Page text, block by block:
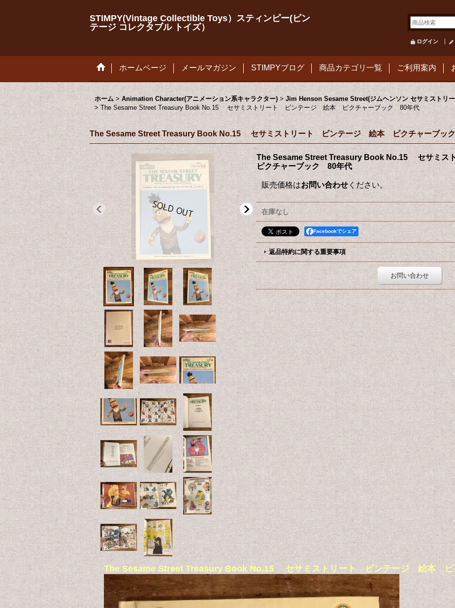
STIMPY(Vintage Collectible Toys）スティンピー(ビン
テージ コレクタブル トイズ）
ログイン
ホームページ メールマガジン STIMPYブログ 商品カテゴリ一覧 ご利用案内
ホーム > Animation Character(アニメーション系キャラクター) > Jim Henson Sesame Street(ジムヘンソン セサミストリ
> The Sesame Street Treasury Book No.15 セサミストリート ビンテージ 絵本 ピクチャーブック 80年代
The Sesame Street Treasury Book No.15 セサミストリート ビンテージ 絵本 ピクチャーブッ
The Sesame Street Treasury Book No.15 セサミ
ピクチャーブック 80年代
販売価格はお問い合わせ ください。
在庫なし
Facebookでシェア
返品特約に関する重要事項
お問い合わせ
The Sesame Street Treasury Book No.15 セサミストリート ビンテージ 絵本 ピ